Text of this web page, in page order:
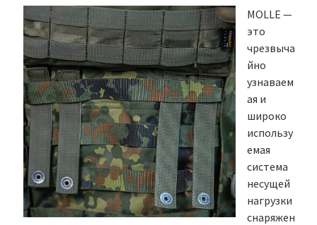
MOLLE —
это
чрезвыча
йно
узнаваем
ая и
широко
использу
емая
система
несущей
нагрузки
снаряжен